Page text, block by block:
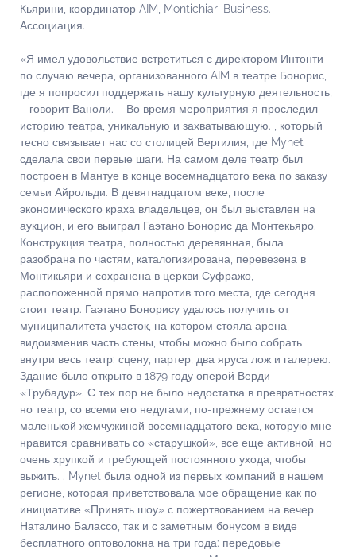
Кьярини, координатор AIM, Montichiari Business.
Ассоциация.
«Я имел удовольствие встретиться с директором Интонти
по случаю вечера, организованного AIM в театре Бонорис,
где я попросил поддержать нашу культурную деятельность,
– говорит Ваноли. – Во время мероприятия я проследил
историю театра, уникальную и захватывающую. , который
тесно связывает нас со столицей Вергилия, где Mynet
сделала свои первые шаги. На самом деле театр был
построен в Мантуе в конце восемнадцатого века по заказу
семьи Айрольди. В девятнадцатом веке, после
экономического краха владельцев, он был выставлен на
аукцион, и его выиграл Гаэтано Бонорис да Монтекьяро.
Конструкция театра, полностью деревянная, была
разобрана по частям, каталогизирована, перевезена в
Монтикьяри и сохранена в церкви Суфражо,
расположенной прямо напротив того места, где сегодня
стоит театр. Гаэтано Бонорису удалось получить от
муниципалитета участок, на котором стояла арена,
видоизменив часть стены, чтобы можно было собрать
внутри весь театр: сцену, партер, два яруса лож и галерею.
Здание было открыто в 1879 году оперой Верди
«Трубадур». С тех пор не было недостатка в превратностях,
но театр, со всеми его недугами, по-прежнему остается
маленькой жемчужиной восемнадцатого века, которую мне
нравится сравнивать со «старушкой», все еще активной, но
очень хрупкой и требующей постоянного ухода, чтобы
выжить. . Mynet была одной из первых компаний в нашем
регионе, которая приветствовала мое обращение как по
инициативе «Принять шоу» с пожертвованием на вечер
Наталино Балассо, так и с заметным бонусом в виде
бесплатного оптоволокна на три года: передовые